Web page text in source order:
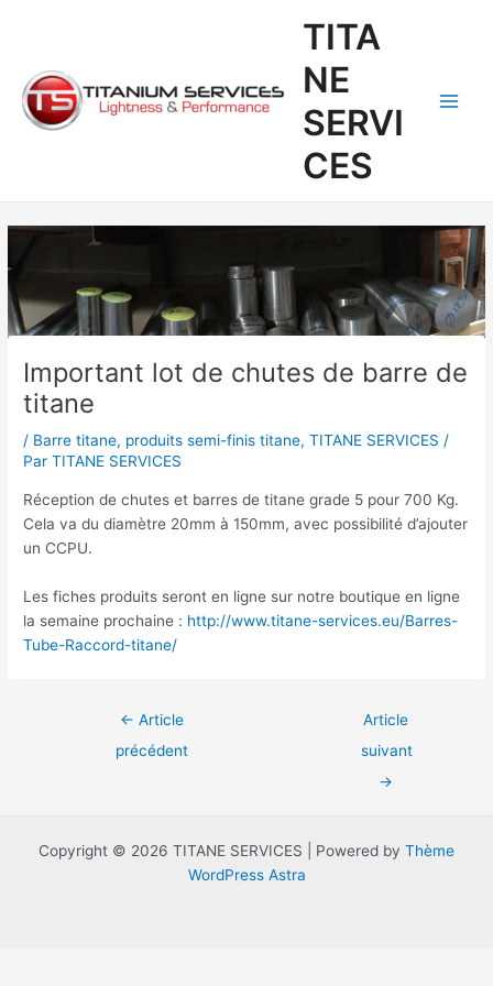
TITA
NE
SERVI
CES
Important lot de chutes de barre de
titane
/ Barre titane, produits semi-finis titane,TITANE SERVICES /
ParTITANE SERVICES
Réception de chutes et barres de titane grade 5 pour 700 Kg.
Cela va du diamètre 20mm à 150mm, avec possibilité d’ajouter
un CCPU.
Les fiches produits seront en ligne sur notre boutique en ligne
la semaine prochaine : http://www.titane-services.eu/Barres-
Tube-Raccord-titane/
← Article
précédent
Article
suivant
→
Copyright © 2026 TITANE SERVICES | Powered by Thème
WordPress Astra